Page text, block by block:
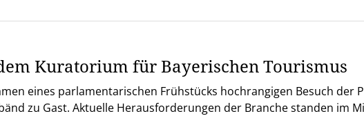
Kuratorium für Bayerischen Tourismus
eines parlamentarischen Frühstücks hochrangigen Besuch der
zu Gast. Aktuelle Herausforderungen der Branche standen im